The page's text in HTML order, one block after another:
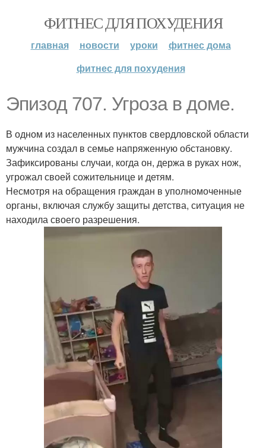
ФИТНЕС ДЛЯ ПОХУДЕНИЯ
главная новости уроки
фитнес дома
фитнес для похудения
Эпизод 707. Угроза в доме.
В одном из населенных пунктов свердловской области
мужчина создал в семье напряженную обстановку.
Зафиксированы случаи, когда он, держа в руках нож,
угрожал своей сожительнице и детям.
Несмотря на обращения граждан в уполномоченные
органы, включая службу защиты детства, ситуация не
находила своего разрешения.